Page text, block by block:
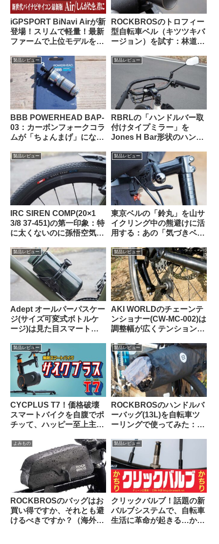
iGPSPORT BiNavi Airが新
登場！スリムで軽量！最新
ファームで上位モデルを下
ROCKBROSのトロフィー
型自転車ベル（キツツキバ
ージョン）を試す：林道サ
リ出会わないために…
製品レビュー
BBB POWERHEAD BAP-
03：カーボンフォークコラ
ムが「ちょんまげ」になっ
た【ロングタイプのプレッ
シャープラグ】
製品レビュー
RBRLの「ハンドルバー取
付けタイプミラー」を
Jones H Bar形状のハンド
リでした
製品レビュー
IRC SIREN COMP(20×1
3/8 37-451)の第一印象：特
に太くないのに孫悟空気分
（ガチ競技用の高級タイ
ヤ）【Tern Crest カスタマ
イズ】
製品レビュー
東京ベルの「鈴丸」を山サ
イクリング中の熊避けに活
用する：あの「気づきベ
るようにした感じで超便利
製品レビュー
Adept オールパーパスケー
ジ(サイズ可変式ボトルケ
ージ)は見た目スマートで
【Bikase ABCケージとの
比較あり】
製品レビュー
AKI WORLDのチェーンテ
ンショナー(CW-MC-002)は
調整幅が広くテンションも
製品レビュー
CYCPLUS T7！価格破壊
スマートバイクを自腹でポ
チッて、ハッピー至上主
製品レビュー
ROCKBROSのハンドルバ
ーバッグ(13L)を自転車ツ
ーリングで使ってみた：機
あり使っていて気持ちが良
よみもの
ROCKBROSのバッグはお
買い得ですか、それとも避
けるべきですか？（海外掲
製品レビュー
クリックバルブ！話題の新
バルブシステムで、自転車
生活に革命が起きる…か